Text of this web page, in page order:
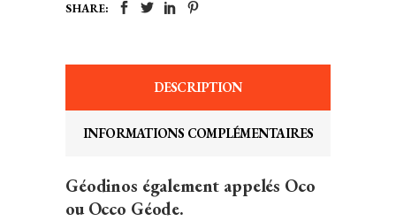
SHARE:
DESCRIPTION
INFORMATIONS COMPLÉMENTAIRES
Géodinos également appelés Oco
ou Occo Géode.